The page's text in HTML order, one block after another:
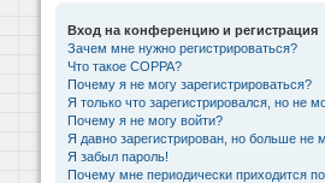
Вход на конференцию и регистрация
Зачем мне нужно регистрироваться?
Что такое COPPA?
Почему я не могу зарегистрироваться?
Я только что зарегистрировался, но не
Почему я не могу войти?
Я давно зарегистрирован, но больше не
Я забыл пароль!
Почему мне периодически приходится